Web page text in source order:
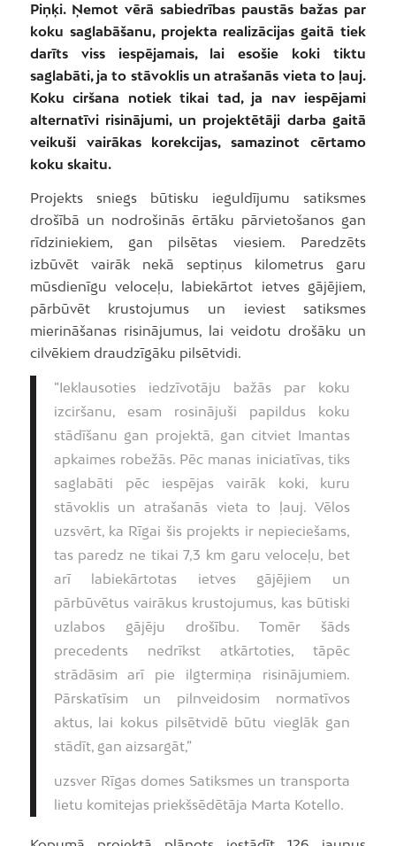
Piņķi. Ņemot vērā sabiedrības paustās bažas par
koku saglabāšanu, projekta realizācijas gaitā tiek
darīts viss iespējamais, lai esošie koki tiktu
saglabāti, ja to stāvoklis un atrašanās vieta to ļauj.
Koku ciršana notiek tikai tad, ja nav iespējami
alternatīvi risinājumi, un projektētāji darba gaitā
veikuši vairākas korekcijas, samazinot cērtamo
koku skaitu.
Projekts sniegs būtisku ieguldījumu satiksmes
drošībā un nodrošinās ērtāku pārvietošanos gan
rīdziniekiem, gan pilsētas viesiem. Paredzēts
izbūvēt vairāk nekā septiņus kilometrus garu
mūsdienīgu veloceļu, labiekārtot ietves gājējiem,
pārbūvēt krustojumus un ieviest satiksmes
mierināšanas risinājumus, lai veidotu drošāku un
cilvēkiem draudzīgāku pilsētvidi.
“Ieklausoties iedzīvotāju bažās par koku
izciršanu, esam rosinājuši papildus koku
stādīšanu gan projektā, gan citviet Imantas
apkaimes robežās. Pēc manas iniciatīvas, tiks
saglabāti pēc iespējas vairāk koki, kuru
stāvoklis un atrašanās vieta to ļauj. Vēlos
uzsvērt, ka Rīgai šis projekts ir nepieciešams,
tas paredz ne tikai 7,3 km garu veloceļu, bet
arī labiekārtotas ietves gājējiem un
pārbūvētus vairākus krustojumus, kas būtiski
uzlabos gājēju drošību. Tomēr šāds
precedents nedrīkst atkārtoties, tāpēc
strādāsim arī pie ilgtermiņa risinājumiem.
Pārskatīsim un pilnveidosim normatīvos
aktus, lai kokus pilsētvidē būtu vieglāk gan
stādīt, gan aizsargāt,”
uzsver Rīgas domes Satiksmes un transporta
lietu komitejas priekšsēdētāja Marta Kotello.